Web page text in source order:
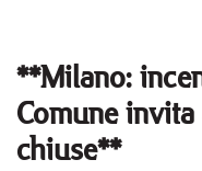
**Milano:
Comune
chiuse**